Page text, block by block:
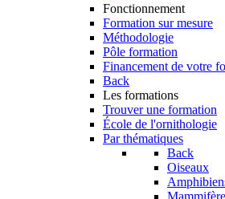
Fonctionnement
Formation sur mesure
Méthodologie
Pôle formation
Financement de votre
Back
Les formations
Trouver une formation
École de l'ornithologie
Par thématiques
Back
Oiseaux